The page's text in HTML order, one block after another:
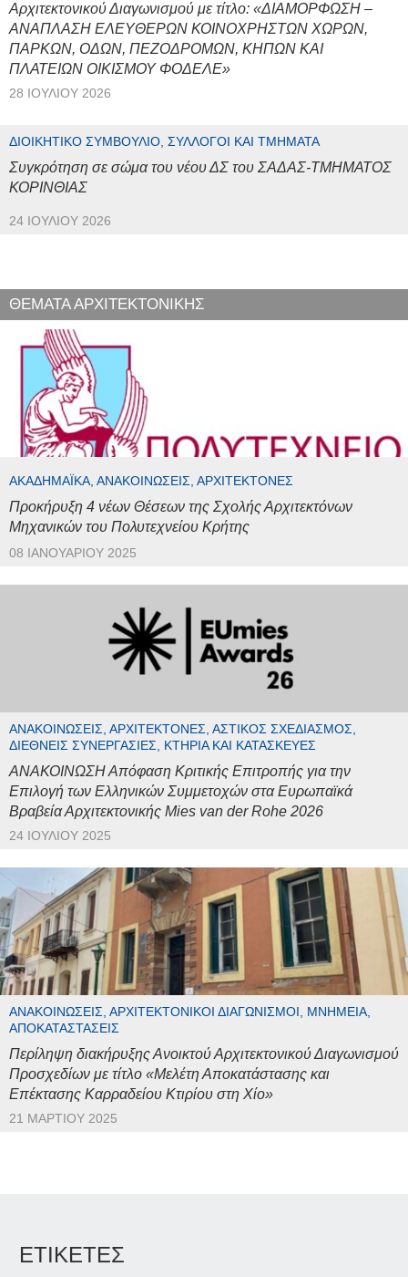
Αρχιτεκτονικού Διαγωνισμού με τίτλο: «ΔΙΑΜΟΡΦΩΣΗ –
ΑΝΑΠΛΑΣΗ ΕΛΕΥΘΕΡΩΝ ΚΟΙΝΟΧΡΗΣΤΩΝ ΧΩΡΩΝ,
ΠΑΡΚΩΝ, ΟΔΩΝ, ΠΕΖΟΔΡΟΜΩΝ, ΚΗΠΩΝ ΚΑΙ
ΠΛΑΤΕΙΩΝ ΟΙΚΙΣΜΟΥ ΦΟΔΕΛΕ»
28 ΙΟΥΛΊΟΥ 2026
ΔΙΟΙΚΗΤΙΚΌ ΣΥΜΒΟΎΛΙΟ, ΣΎΛΛΟΓΟΙ ΚΑΙ ΤΜΉΜΑΤΑ
Συγκρότηση σε σώμα του νέου ΔΣ του ΣΑΔΑΣ-ΤΜΗΜΑΤΟΣ
ΚΟΡΙΝΘΙΑΣ
24 ΙΟΥΛΊΟΥ 2026
ΘΕΜΑΤΑ ΑΡΧΙΤΕΚΤΟΝΙΚΗΣ
ΑΚΑΔΗΜΑΪΚΆ, ΑΝΑΚΟΙΝΏΣΕΙΣ, ΑΡΧΙΤΈΚΤΟΝΕΣ
Προκήρυξη 4 νέων Θέσεων της Σχολής Αρχιτεκτόνων
Μηχανικών του Πολυτεχνείου Κρήτης
08 ΙΑΝΟΥΑΡΊΟΥ 2025
ΑΝΑΚΟΙΝΏΣΕΙΣ, ΑΡΧΙΤΈΚΤΟΝΕΣ, ΑΣΤΙΚΌΣ ΣΧΕΔΙΑΣΜΌΣ,
ΔΙΕΘΝΕΊΣ ΣΥΝΕΡΓΑΣΊΕΣ, ΚΤΉΡΙΑ ΚΑΙ ΚΑΤΑΣΚΕΥΈΣ
ΑΝΑΚΟΙΝΩΣΗ Απόφαση Κριτικής Επιτροπής για την
Επιλογή των Ελληνικών Συμμετοχών στα Ευρωπαϊκά
Βραβεία Αρχιτεκτονικής Mies van der Rohe 2026
24 ΙΟΥΛΊΟΥ 2025
ΑΝΑΚΟΙΝΏΣΕΙΣ, ΑΡΧΙΤΕΚΤΟΝΙΚΟΊ ΔΙΑΓΩΝΙΣΜΟΊ, ΜΝΗΜΕΊΑ,
ΑΠΟΚΑΤΑΣΤΆΣΕΙΣ
Περίληψη διακήρυξης Ανοικτού Αρχιτεκτονικού Διαγωνισμού
Προσχεδίων με τίτλο «Μελέτη Αποκατάστασης και
Επέκτασης Καρραδείου Κτιρίου στη Χίο»
21 ΜΑΡΤΊΟΥ 2025
ΕΤΙΚΕΤΕΣ